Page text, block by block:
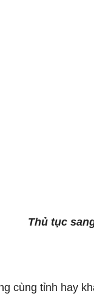
Thủ tục
cùng tỉnh hay